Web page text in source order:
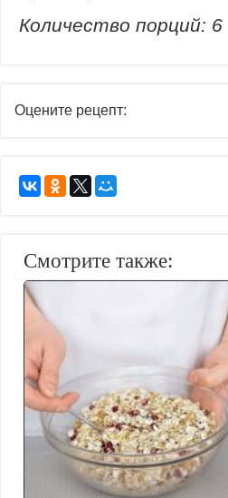
Количество порций: 6
Оцените рецепт:
Смотрите также: